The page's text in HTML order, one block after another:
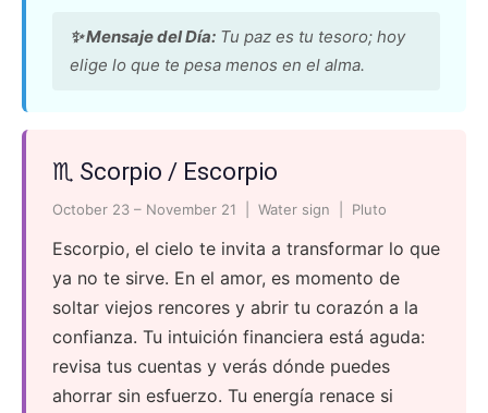
✨ Mensaje del Día: Tu paz es tu tesoro; hoy
elige lo que te pesa menos en el alma.
♏ Scorpio / Escorpio
October 23 – November 21 | Water sign | Pluto
Escorpio, el cielo te invita a transformar lo que
ya no te sirve. En el amor, es momento de
soltar viejos rencores y abrir tu corazón a la
confianza. Tu intuición financiera está aguda:
revisa tus cuentas y verás dónde puedes
ahorrar sin esfuerzo. Tu energía renace si